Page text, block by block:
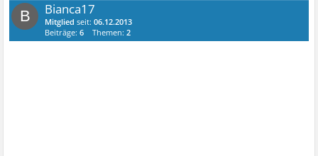
B Bianca17
Mitglied seit:06.12.2013
Beiträge:6 Themen:2